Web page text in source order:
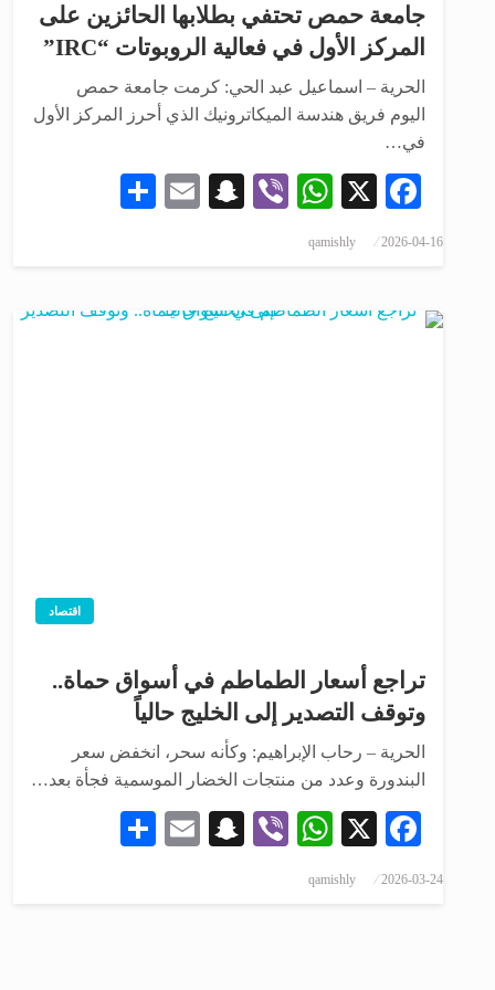
جامعة حمص تحتفي بطلابها الحائزين على
المركز الأول في فعالية الروبوتات “IRC”
الحرية – اسماعيل عبد الحي: كرمت جامعة حمص
اليوم فريق هندسة الميكاترونيك الذي أحرز المركز الأول
في…
Facebook
X
WhatsApp
Viber
Snapchat
Email
2026-04-16
qamishly
اقتصاد
تراجع أسعار الطماطم في أسواق حماة..
وتوقف التصدير إلى الخليج حالياً
الحرية – رحاب الإبراهيم: وكأنه سحر، انخفض سعر
البندورة وعدد من منتجات الخضار الموسمية فجأة بعد…
Facebook
X
WhatsApp
Viber
Snapchat
Email
2026-03-24
qamishly